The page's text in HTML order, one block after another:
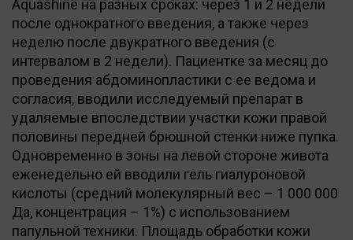
Aquashine на разных сроках: через 1 и 2 недели
после однократного введения, а также через
неделю после двукратного введения (с
интервалом в 2 недели). Пациентке за месяц до
проведения абдоминопластики с ее ведома и
согласия, вводили исследуемый препарат в
удаляемые впоследствии участки кожи правой
половины передней брюшной стенки ниже пупка.
Одновременно в зоны на левой стороне живота
еженедельно ей вводили гель гиалуроновой
кислоты (средний молекулярный вес – 1 000 000
Да, концентрация – 1%) с использованием
папульной техники. Площадь обработки кожи